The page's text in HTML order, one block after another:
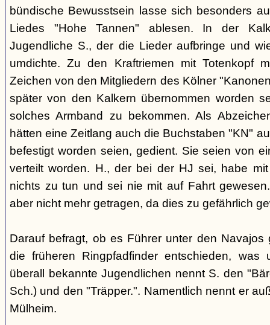
bündische Bewusstsein lasse sich besonders
Liedes "Hohe Tannen" ablesen. In der
Jugendliche S., der die Lieder aufbringe und
umdichte. Zu den Kraftriemen mit Totenkopf
Zeichen von den Mitgliedern des Kölner
später von den Kalkern übernommen worden
solches Armband zu bekommen. Als
hätten eine Zeitlang auch die Buchstaben "KN"
befestigt worden seien, gedient. Sie seien von
verteilt worden. H., der bei der HJ sei, habe
nichts zu tun und sei nie mit auf Fahrt
aber nicht mehr getragen, da dies zu gefährlich
Darauf befragt, ob es Führer unter den Navajos
die früheren Ringpfadfinder entschieden, was
überall bekannte Jugendlichen nennt S. den
Sch.) und den "Träpper.". Namentlich nennt er
Mülheim.